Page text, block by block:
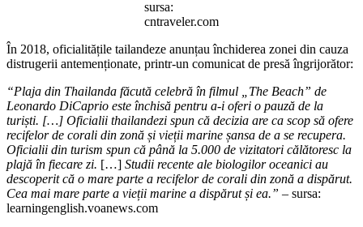
sursa:
cntraveler.com
În 2018, oficialitățile tailandeze anunțau închiderea zonei din cauza
distrugerii antemenționate, printr-un comunicat de presă îngrijorător:
“Plaja din Thailanda făcută celebră în filmul „The Beach” de
Leonardo DiCaprio este închisă pentru a-i oferi o pauză de la
turiști. […] Oficialii thailandezi spun că decizia are ca scop să ofere
recifelor de corali din zonă și vieții marine șansa de a se recupera.
Oficialii din turism spun că până la 5.000 de vizitatori călătoresc la
plajă în fiecare zi. […] Studii recente ale biologilor oceanici au
descoperit că o mare parte a recifelor de corali din zonă a dispărut.
Cea mai mare parte a vieții marine a dispărut și ea.” – sursa:
learningenglish.voanews.com